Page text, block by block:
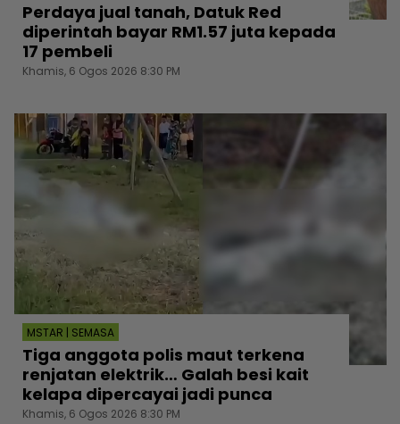
Perdaya jual tanah, Datuk Red
diperintah bayar RM1.57 juta kepada
17 pembeli
Khamis, 6 Ogos 2026 8:30 PM
MSTAR | SEMASA
Tiga anggota polis maut terkena
renjatan elektrik… Galah besi kait
kelapa dipercayai jadi punca
Khamis, 6 Ogos 2026 8:30 PM